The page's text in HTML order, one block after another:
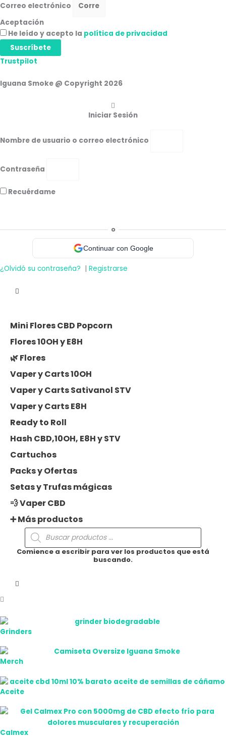
Correo electrónico
Aceptación
He leído y acepto la política de privacidad
Suscríbete
Trustpilot
Iguana Smoke @ Copyright 2026
Iniciar Sesión
Nombre de usuario o correo electrónico
Contraseña
Recuérdame
o
Continuar con Google
¿Olvidó su contraseña? | Registrarse
Mini Flores CBD Popcorn
Flores 10OH y E8H
🌿 Flores
Vaper y Carts 10OH
Vaper y Carts Sativanol STV
Vaper y Carts E8H
Ready to Roll
Hash CBD,10OH, E8H y STV
Cartuchos
Packs y Ofertas
Setas y Trufas mágicas
💨 Vaper CBD
➕ Más productos
Búsqueda
de
productos
Comience a escribir para ver los productos que está
buscando.
Grinders
Merch
Aceite
Calmex